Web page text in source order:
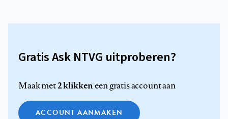
Gratis Ask NTVG uitproberen?
Maak met2 klikkeneen gratis account aan
ACCOUNT AANMAKEN